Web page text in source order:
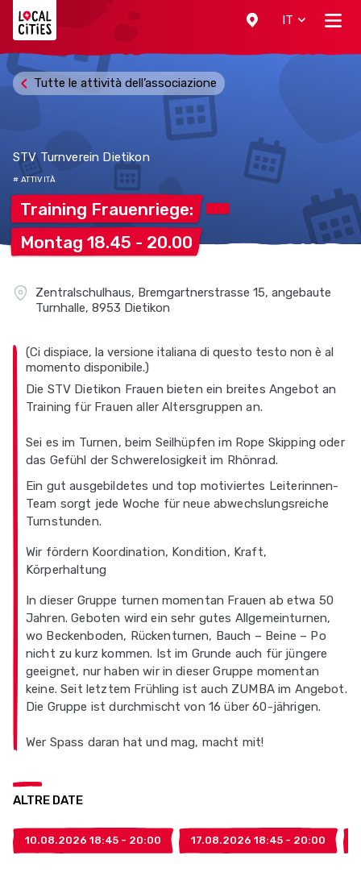
IT
STV Turnverein Dietikon
# ATTIVITÀ
Training Frauenriege:
Montag 18.45 - 20.00
Tutte le attività dell’associazione
Zentralschulhaus, Bremgartnerstrasse 15, angebaute
Turnhalle, 8953 Dietikon
(Ci dispiace, la versione italiana di questo testo non è al
momento disponibile.)
Die STV Dietikon Frauen bieten ein breites Angebot an
Training für Frauen aller Altersgruppen an.
Sei es im Turnen, beim Seilhüpfen im Rope Skipping oder
das Gefühl der Schwerelosigkeit im Rhönrad.
Ein gut ausgebildetes und top motiviertes Leiterinnen-
Team sorgt jede Woche für neue abwechslungsreiche
Turnstunden.
Wir fördern Koordination, Kondition, Kraft,
Körperhaltung
In dieser Gruppe turnen momentan Frauen ab etwa 50
Jahren. Geboten wird ein sehr gutes Allgemeinturnen,
wo Beckenboden, Rückenturnen, Bauch – Beine – Po
nicht zu kurz kommen. Ist im Grunde auch für jüngere
geeignet, nur haben wir in dieser Gruppe momentan
keine. Seit letztem Frühling ist auch ZUMBA im Angebot.
Die Gruppe ist durchmischt von 16 über 60-jährigen.
Wer Spass daran hat und mag, macht mit!
ALTRE DATE
10.08.2026 18:45 - 20:00 17.08.2026 18:45 - 20:00